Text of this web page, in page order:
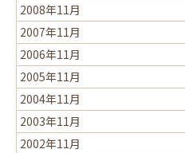
2008年11月
2007年11月
2006年11月
2005年11月
2004年11月
2003年11月
2002年11月